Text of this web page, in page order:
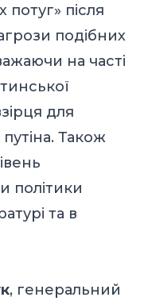
потуг» після
подібних
на часті
для
Також
політики
та в
, генеральний